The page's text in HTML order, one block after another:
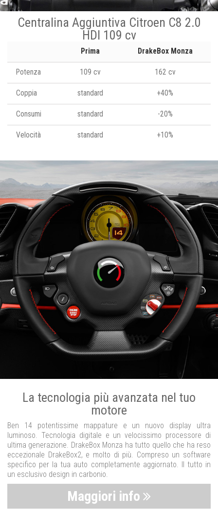
Centralina Aggiuntiva Citroen C8 2.0
HDI 109 cv
Prima DrakeBox Monza
Potenza 109 cv 162 cv
Coppia standard +40%
Consumi standard -20%
Velocità standard +10%
La tecnologia più avanzata nel tuo
motore
Ben 14 potentissime mappature e un nuovo display ultra
luminoso. Tecnologia digitale e un velocissimo processore di
ultima generazione. DrakeBox Monza ha tutto quello che ha reso
eccezionale DrakeBox2, e molto di più. Compreso un software
specifico per la tua auto completamente aggiornato. Il tutto in
un esclusivo design in carbonio.
Maggiori info